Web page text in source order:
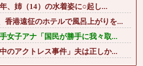
、姉（14）の水着姿に○起し...
香港遠征のホテルで風呂上がりを...
女子アナ「国民が勝手に我々取...
のアクトレス事件」夫は正しか...